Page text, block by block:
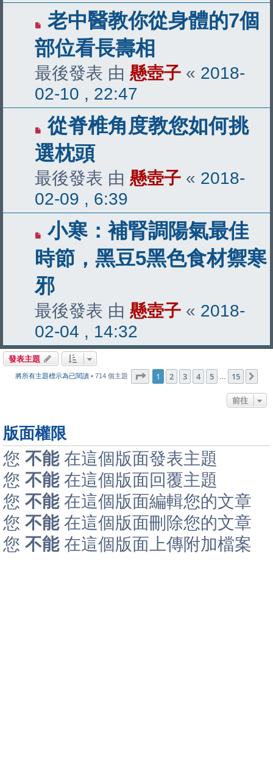
老中醫教你從身體的7個
部位看長壽相
最後發表 由 懸壺子 « 2018-
02-10 , 22:47
從脊椎角度教您如何挑
選枕頭
最後發表 由 懸壺子 « 2018-
02-09 , 6:39
小寒：補腎調陽氣最佳
時節，黑豆5黑色食材禦寒
邪
最後發表 由 懸壺子 « 2018-
02-04 , 14:32
發表主題
將所有主題標示為已閱讀 • 714 個主題 1 頁 (共15 頁)
1 2 3 4 5 15
前往
版面權限
您 不能在這個版面發表主題
您 不能在這個版面回覆主題
您 不能在這個版面編輯您的文章
您 不能在這個版面刪除您的文章
您 不能在這個版面上傳附加檔案